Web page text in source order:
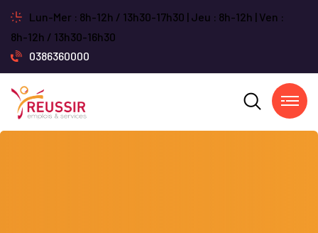
Lun-Mer : 8h-12h / 13h30-17h30 | Jeu : 8h-12h | Ven :
8h-12h / 13h30-16h30
0386360000